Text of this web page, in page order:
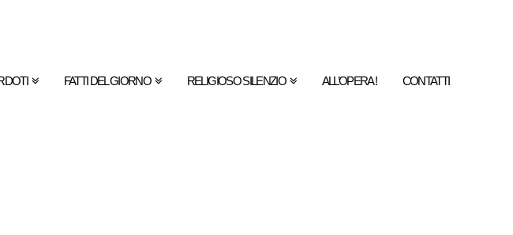
FATTI DEL GIORNO RELIGIOSO SILENZIO ALL’OPERA ! CONTATTI